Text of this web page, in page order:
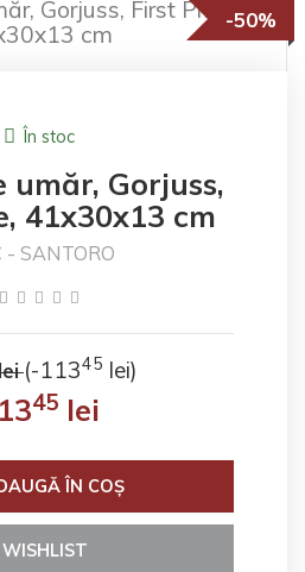
-50%
În stoc
umăr, Gorjuss,
41x30x13 cm
- SANTORO
(-11345 lei)
45 lei
ÎN COŞ
WISHLIST